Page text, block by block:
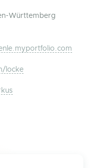
Württemberg
locke